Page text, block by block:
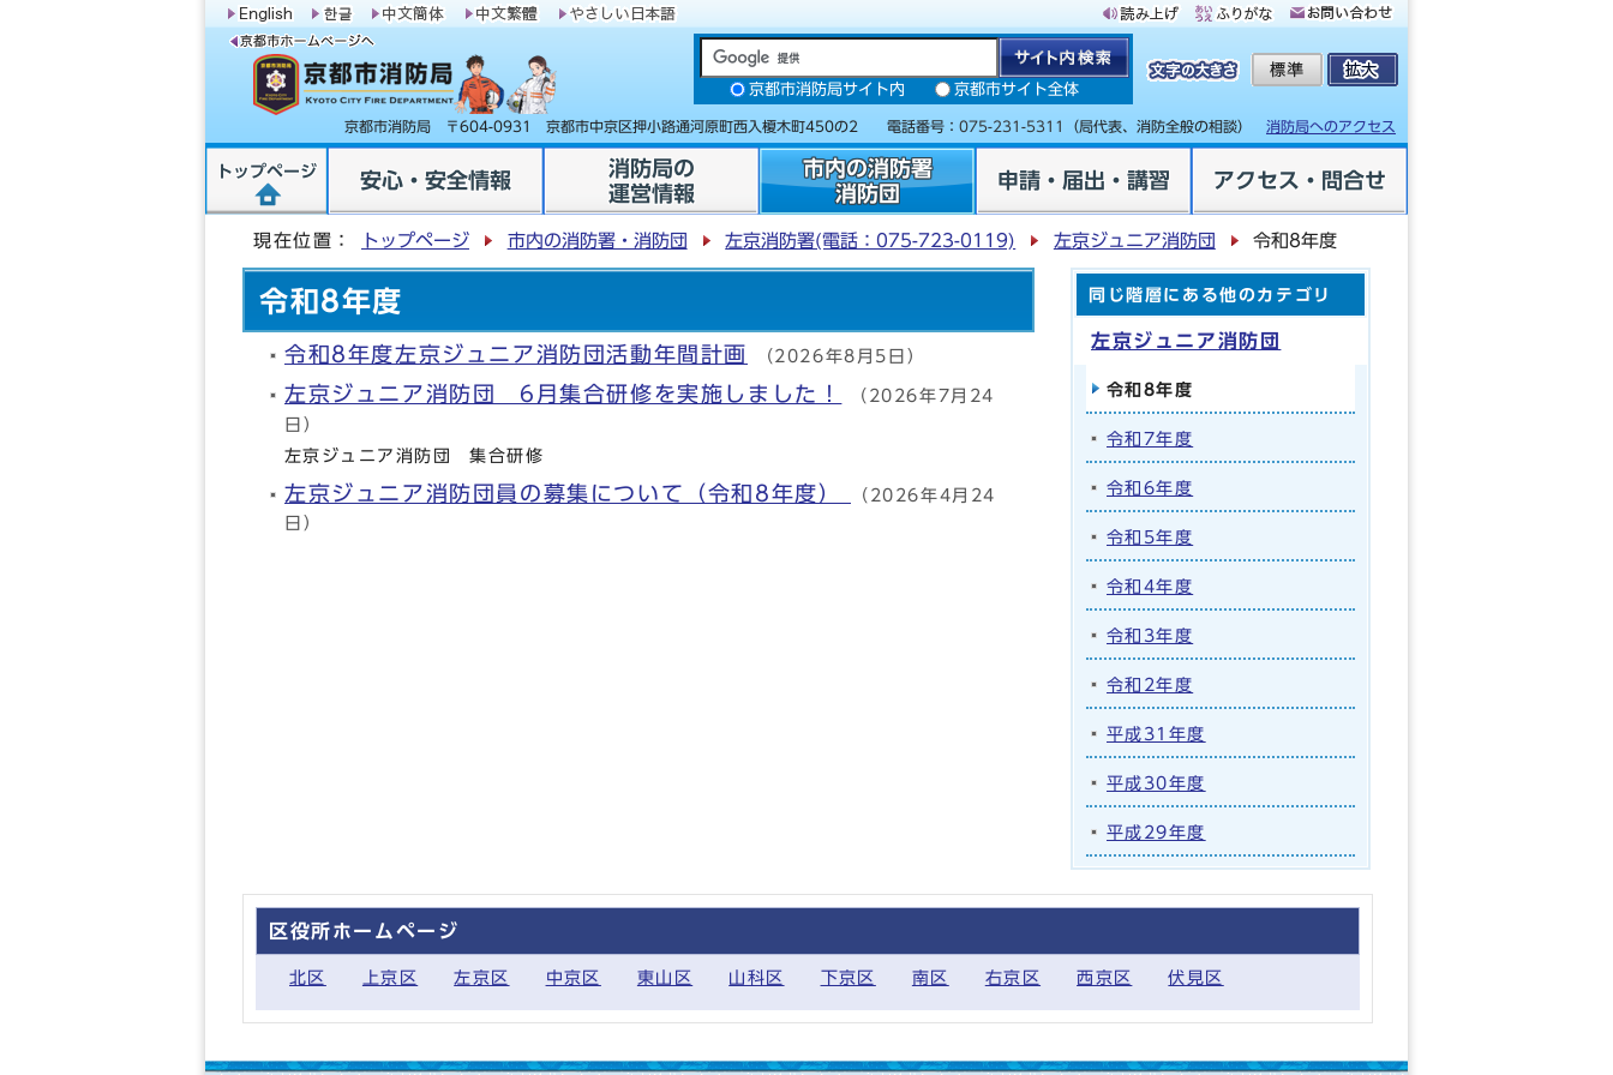
京都市消防局サイト内 京都市サイト全体
京都市消防局 〒604-0931 京都市中京区押小路通河原町西入榎木町450の2 電話番号： 075-231-5311 （局代表、消防全般の相談） 消防局へのアクセス
トップページ 安心・安全情報
消防局の
運営情報
市内の消防署
消防団
申請・届出・講習 アクセス・問合せ
現在位置： トップページ 市内の消防署・消防団 左京消防署(電話：075-723-0119) 左京ジュニア消防団 令和8年度
令和8年度
令和8年度左京ジュニア消防団活動年間計画 （2026年8月5日）
左京ジュニア消防団 6月集合研修を実施しました！
（2026年7月24
日）
左京ジュニア消防団 集合研修
左京ジュニア消防団員の募集について（令和8年度） （2026年4月24
日）
同じ階層にある他のカテゴリ
左京ジュニア消防団
令和8年度
令和7年度
令和6年度
令和5年度
令和4年度
令和3年度
令和2年度
平成31年度
平成30年度
平成29年度
区役所ホームページ
北区 上京区 左京区 中京区 東山区 山科区 下京区 南区 右京区 西京区 伏見区